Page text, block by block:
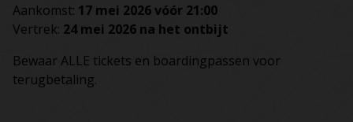
Aankomst: 17 mei 2026 vóór 21:00
Vertrek: 24 mei 2026 na het ontbijt
Bewaar ALLE tickets en boardingpassen voor
terugbetaling.